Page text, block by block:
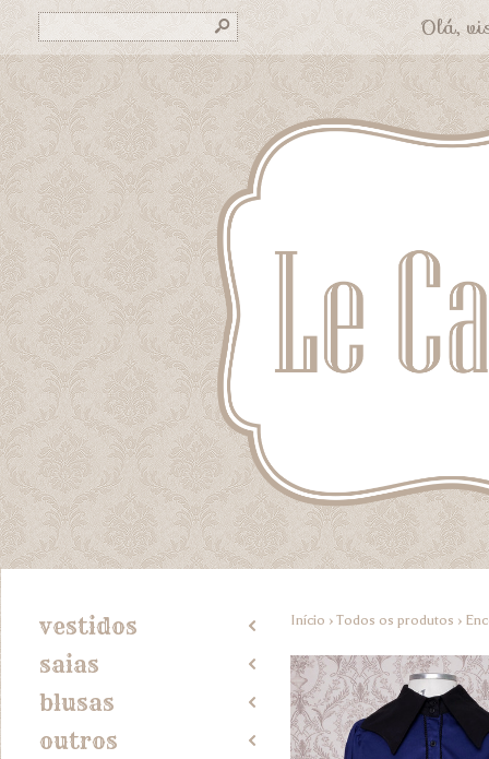
s Olá,
vestidos 2
saias 2
blusas 2
outros 2
Início › Todos os produtos ›